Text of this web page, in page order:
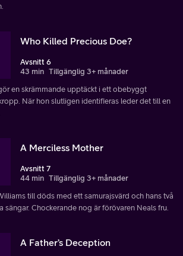
Who Killed Precious Doe?
Avsnitt 6
43 min Tillgänglig 3+ månader
en skrämmande upptäckt i ett obebyggt
När hon slutligen identifieras leder det till en
A Merciless Mother
Avsnitt 7
44 min Tillgänglig 3+ månader
till döds med ett samurajsvärd och hans två
sängar. Chockerande nog är förövaren Neals fru.
A Father’s Deception